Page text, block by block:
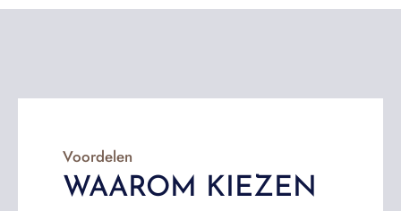
Voordelen
WAAROM KIEZEN